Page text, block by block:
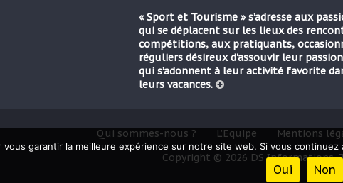
« Sport et Tourisme » s’adresse aux
qui se déplacent sur les lieux des
compétitions, aux pratiquants,
réguliers désireux d'assouvir leur
qui s’adonnent à leur activité favorite
leurs vacances.
Qui sommes-nous ? L’Equipe Mentions
Copyright © 2026 DS Informations.
garantir la meilleure expérience sur notre site web. Si vous
Oui Non